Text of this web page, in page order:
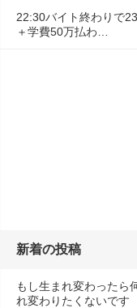
22:30バイト終わりで
＋学費50万払わ…
新着の投稿
もし生まれ変わったら
れ変わりたくないです